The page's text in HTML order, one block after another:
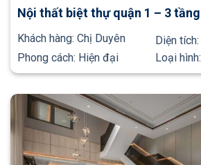
Nội thất biệt thự quận 1 – 3 tầng
Khách hàng: Chị Duyên Diện tích:
Phong cách: Hiện đại Loại hình: